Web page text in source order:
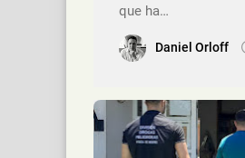
que ha…
Daniel Orloff